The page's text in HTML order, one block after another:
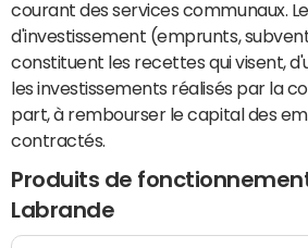
courant des services communaux.
d'investissement (emprunts,
constituent les recettes qui visent,
les investissements réalisés par la
part, à rembourser le capital des
contractés.
Produits de
Labrande